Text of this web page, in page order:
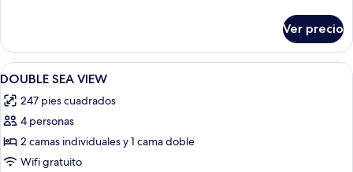
Ver precio
Abrir
todas
las
fotos
de
DOUBLE
Minibar, caja de seguridad en la
1
DOUBLE SEA VIEW
247 pies cuadrados
4 personas
2 camas individuales y 1 cama doble
Wifi gratuito